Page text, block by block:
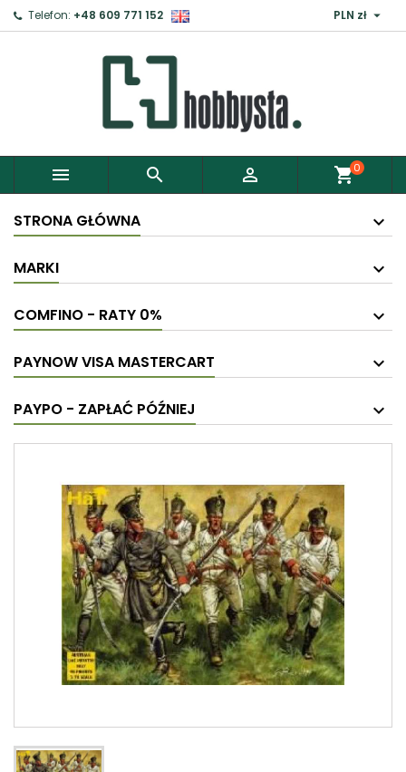
Telefon: +48 609 771 152 PLN zł 
   shopping_cart0
STRONA GŁÓWNA
MARKI
COMFINO - RATY 0%
PAYNOW VISA MASTERCART
PAYPO - ZAPŁAĆ PÓŹNIEJ